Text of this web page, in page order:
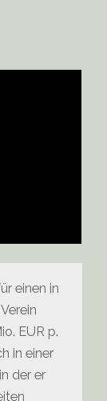
einen in
EUR p.
in einer
der er